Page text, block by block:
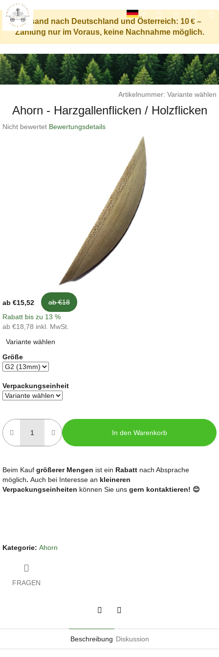
Versand nach Deutschland und Österreich: 10 € –
Zahlung nur im Voraus, keine Nachnahme möglich.
Zum
Inhalt
springen
Suchen
Artikelnummer: Variante wählen
Ahorn - Harzgallenflicken / Holzflicken
Die
Nicht bewertet Bewertungsdetails
ab €15,52
ab €18
Rabatt bis zu 13 %
ab €18,78 inkl. MwSt.
Variante wählen
Größe
Verpackungseinheit
In den Warenkorb
Beim Kauf größerer Mengen ist ein Rabatt nach Absprache
möglich. Auch bei Interesse an kleineren
Verpackungseinheiten können Sie uns gern kontaktieren! 😊
Kategorie: Ahorn
FRAGEN
Beschreibung Diskussion